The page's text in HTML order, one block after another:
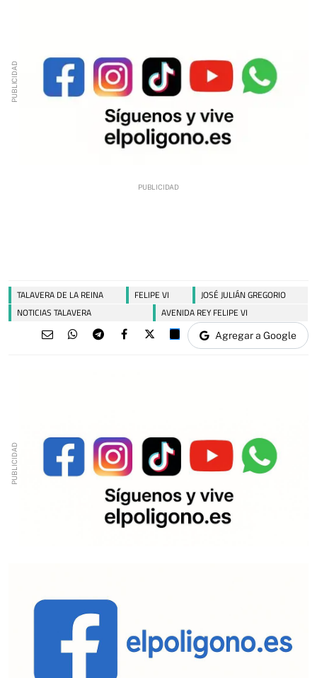
TALAVERA DE LA REINA FELIPE VI
JOSÉ JULIÁN GREGORIO
NOTICIAS TALAVERA
AVENIDA REY FELIPE VI
Agregar a Google